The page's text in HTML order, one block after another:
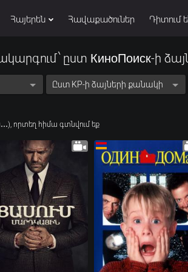
Հայերեն Հավաքածուներ Դիտում
ըստ КиноПоиск-ի
Ըստ KP-ի ձայների քանակի
որտեղ հիմա գտնվում եք